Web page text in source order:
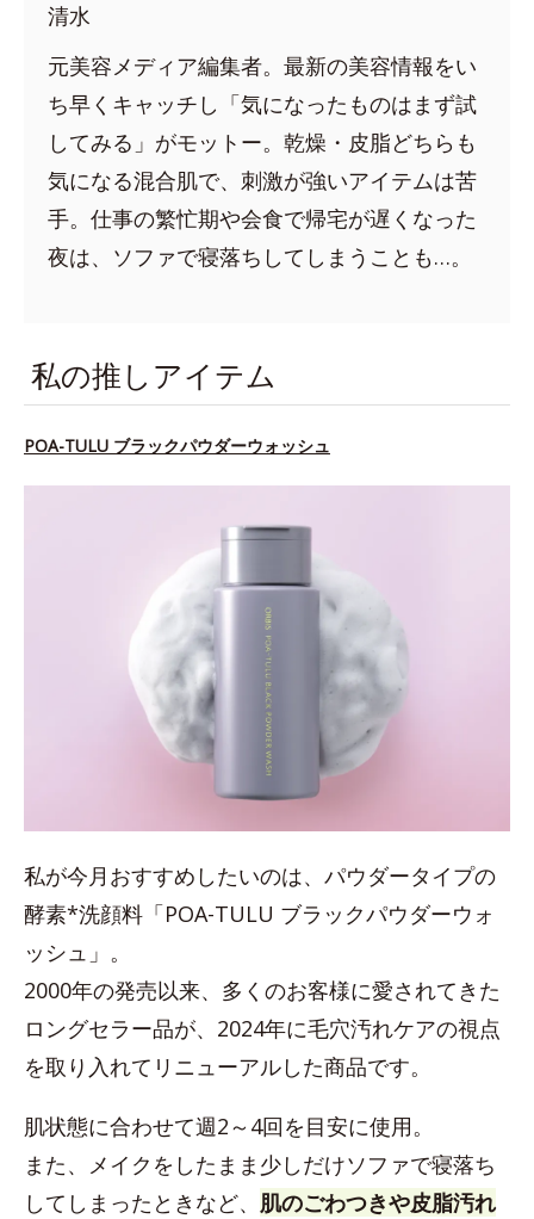
清水
元美容メディア編集者。最新の美容情報をい
ち早くキャッチし「気になったものはまず試
してみる」がモットー。乾燥・皮脂どちらも
気になる混合肌で、刺激が強いアイテムは苦
手。仕事の繁忙期や会食で帰宅が遅くなった
夜は、ソファで寝落ちしてしまうことも…。
私の推しアイテム
POA-TULU ブラックパウダーウォッシュ
私が今月おすすめしたいのは、パウダータイプの
酵素*洗顔料「POA-TULU ブラックパウダーウォ
ッシュ」。
2000年の発売以来、多くのお客様に愛されてきた
ロングセラー品が、2024年に毛穴汚れケアの視点
を取り入れてリニューアルした商品です。
肌状態に合わせて週2～4回を目安に使用。
また、メイクをしたまま少しだけソファで寝落ち
してしまったときなど、 肌のごわつきや皮脂汚れ